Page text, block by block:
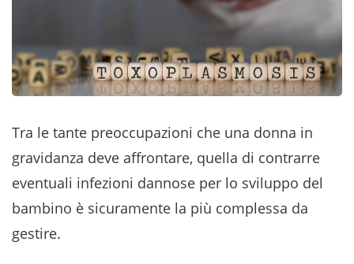
Tra le tante preoccupazioni che una donna in
gravidanza deve affrontare, quella di contrarre
eventuali infezioni dannose per lo sviluppo del
bambino è sicuramente la più complessa da
gestire.